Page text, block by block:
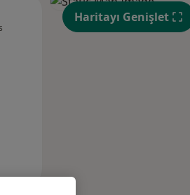
10 Ağustos
Sal,
11 Ağustos
Çar,
12 Ağustos
Haritayı Genişlet